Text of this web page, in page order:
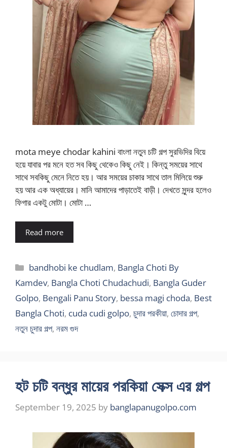
mota meye chodar kahini বাংলা নতুন চটি গল্প সুরভিদির বিয়ে
হয়ে যাবার পর মনে হত সব কিছু থেকেও কিছু নেই। কিন্তু সময়ের সাথে
সাথে সবকিছু মেনে নিতে হয়। আর সময়ের চাকার সাথে তাল মিলিয়ে শুরু
হয় আর এক অধ্যায়ের। মানি আমাদের পাড়াতেই বাড়ী। দেখতে সুন্দর হলেও
ফিগার একটু মোটা। মোটা …
Read more
Categories
bandhobi ke chudlam, Bangla Choti By
Kamdev, Bangla Choti Chudachudi, Bangla Guder
Golpo, Bengali Panu Story, bessa magi choda, Best
Bangla Choti, cuda cudi golpo, চুদার পরকীয়া, চোদার গল্প,
নতুন চুদার গল্প, নরম গুদ
হট চটি বন্ধুর মায়ের পরকিয়া সেক্স এর গল্প
September 19, 2025 by banglapanugolpo.com